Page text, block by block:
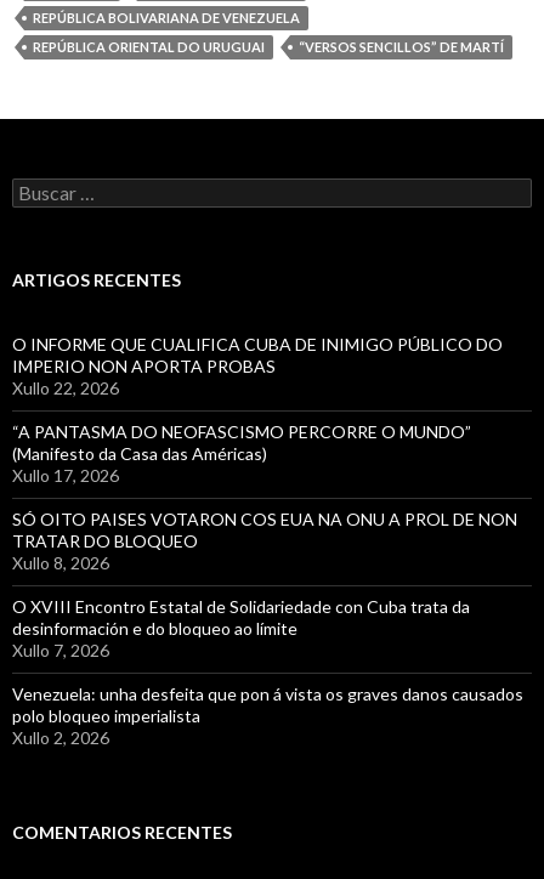
Vigo
REPÚBLICA BOLIVARIANA DE VENEZUELA
REPÚBLICA ORIENTAL DO URUGUAI
“VERSOS SENCILLOS” DE MARTÍ
Buscar:
ARTIGOS RECENTES
O INFORME QUE CUALIFICA CUBA DE INIMIGO PÚBLICO DO
IMPERIO NON APORTA PROBAS
Xullo 22, 2026
“A PANTASMA DO NEOFASCISMO PERCORRE O MUNDO”
(Manifesto da Casa das Américas)
Xullo 17, 2026
SÓ OITO PAISES VOTARON COS EUA NA ONU A PROL DE NON
TRATAR DO BLOQUEO
Xullo 8, 2026
O XVIII Encontro Estatal de Solidariedade con Cuba trata da
desinformación e do bloqueo ao límite
Xullo 7, 2026
Venezuela: unha desfeita que pon á vista os graves danos causados
polo bloqueo imperialista
Xullo 2, 2026
COMENTARIOS RECENTES